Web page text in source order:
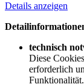
Details anzeigen
technisch
Diese
erforderlich